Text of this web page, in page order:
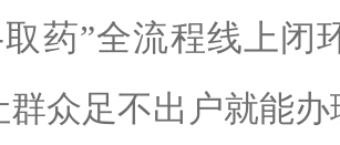
取药”全流程线上闭
群众足不出户就能